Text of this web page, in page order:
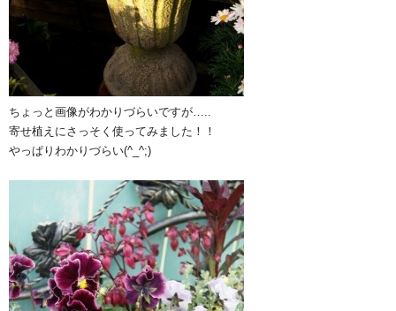
ちょっと画像がわかりづらいですが…..
寄せ植えにさっそく使ってみました！！
やっぱりわかりづらい(^_^;)